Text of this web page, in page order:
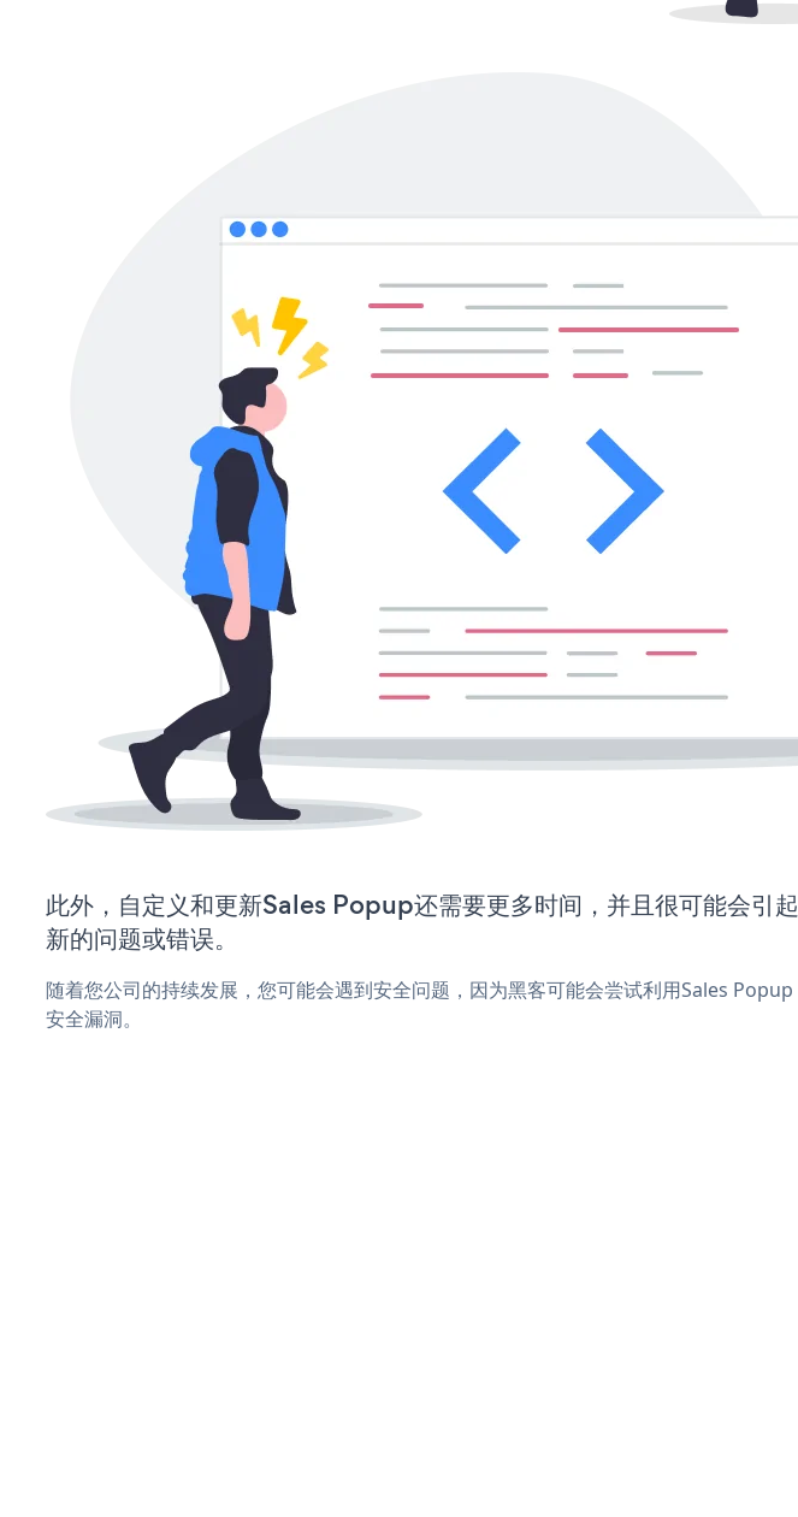
此外，自定义和更新Sales Popup还需要更多时间，并且很可能会引起
新的问题或错误。
随着您公司的持续发展，您可能会遇到安全问题，因为黑客可能会尝试利用Sales Popup
安全漏洞。